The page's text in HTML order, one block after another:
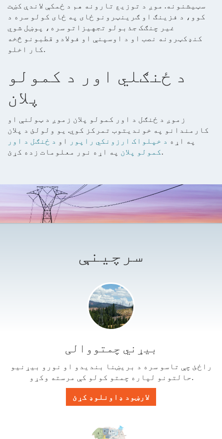
سټیشنونه. موږ د توزیع تارونه هم د ځمکې لاندې کښت
کوو، د فزینګ او ګرینټرونو ځای په ځای کولو سره د
غیر چنګک جذبولو تجهیزاتو سره، پوښل شوي
کنډکټرونه نصب او د اوسپنې او فولادو قطبونو څخه
کار اخلو.
د ځنګلي اور د کمولو
پلان
زموږ د ځنګل د اور کمولو پلان زموږ د ټولنې او
کارمندانو په خوندیتوب تمرکز کوي. یو ولولئ د پلان
په اړه د خپلواک ارزونکي راپور او د ځنګل د اور
کمولو پلانپه اړه نور معلومات زده کړئ.
سرچینې
بیړني چمتووالی
راځئ چې تاسو سره د بریښنا بندیدو او نورو بیړنیو
لارښود ډاونلوډ کړئ